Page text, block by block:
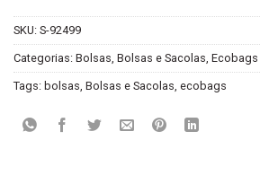
SKU: S-92499
Categorias: Bolsas Bolsas e Sacolas Ecobags
Tags: bolsas Bolsas e Sacolas ecobags